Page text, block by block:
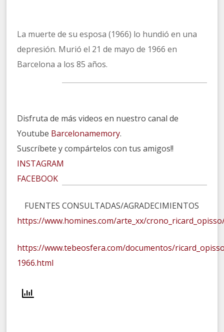
La muerte de su esposa (1966) lo hundió en una
depresión. Murió el 21 de mayo de 1966 en
Barcelona a los 85 años.
Disfruta de más videos en nuestro canal de
Youtube Barcelonamemory.
Suscríbete y compártelos con tus amigos!!
INSTAGRAM
FACEBOOK
FUENTES CONSULTADAS/AGRADECIMIENTOS
https://www.homines.com/arte_xx/
https://www.tebeosfera.com/documentos/
1966.html